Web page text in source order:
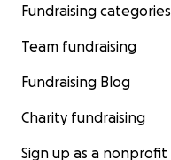
Fundraising categories
Team fundraising
Fundraising Blog
Charity fundraising
Sign up as a nonprofit